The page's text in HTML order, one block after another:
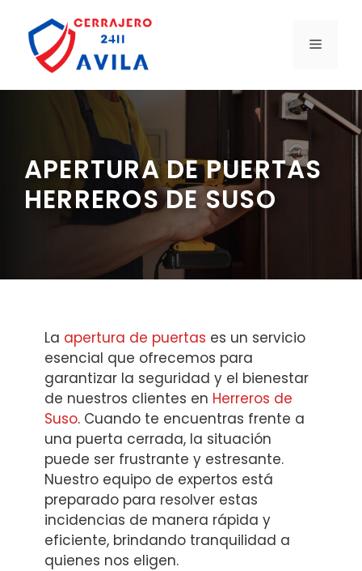
contenido
MENÚ
APERTURA DE PUERTAS
HERREROS DE SUSO
La apertura de puertas es un servicio
esencial que ofrecemos para
garantizar la seguridad y el bienestar
de nuestros clientes en Herreros de
Suso. Cuando te encuentras frente a
una puerta cerrada, la situación
puede ser frustrante y estresante.
Nuestro equipo de expertos está
preparado para resolver estas
incidencias de manera rápida y
eficiente, brindando tranquilidad a
quienes nos eligen.